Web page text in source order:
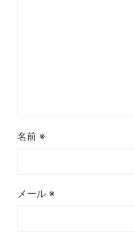
名前 ※
メール ※